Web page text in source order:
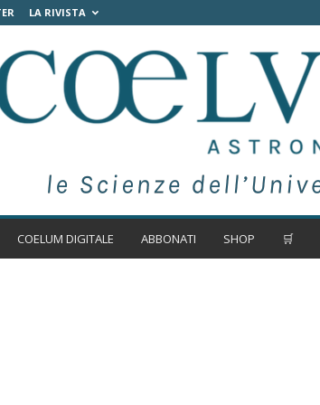
LA RIVISTA
COELUM DIGITALE ABBONATI SHOP 🛒